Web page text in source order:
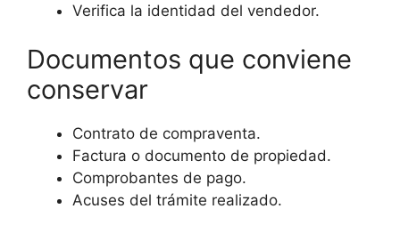
Verifica la identidad del vendedor.
Documentos que conviene
conservar
Contrato de compraventa.
Factura o documento de propiedad.
Comprobantes de pago.
Acuses del trámite realizado.